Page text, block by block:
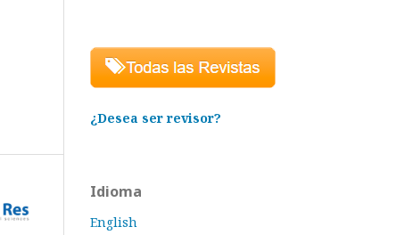
¿Desea ser revisor?
Idioma
English